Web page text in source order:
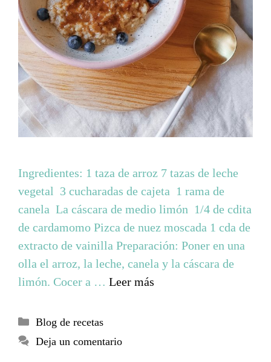
Ingredientes: 1 taza de arroz 7 tazas de leche
vegetal 3 cucharadas de cajeta 1 rama de
canela La cáscara de medio limón 1/4 de cdita
de cardamomo Pizca de nuez moscada 1 cda de
extracto de vainilla Preparación: Poner en una
olla el arroz, la leche, canela y la cáscara de
limón. Cocer a … Leer más
Blog de recetas
Deja un comentario